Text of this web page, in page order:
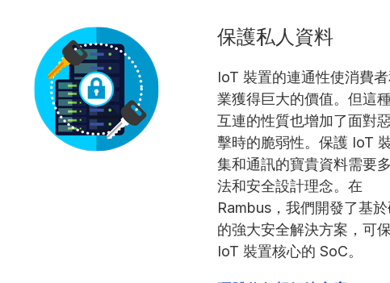
保護私人資料
IoT 裝置的連通性使消費
業獲得巨大的價值。但這
互連的性質也增加了面對
擊時的脆弱性。保護 IoT
集和通訊的寶貴資料需要
法和安全設計理念。在
Rambus，我們開發了基
的強大安全解決方案，可
IoT 裝置核心的 SoC。